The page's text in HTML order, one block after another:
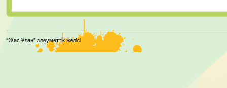
“Жас Ұлан” әлеуметтік желісі